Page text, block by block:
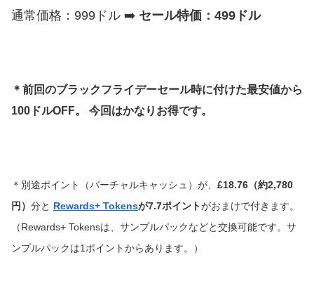
通常価格：999ドル ➡️ セール特価：499ドル
＊前回のブラックフライデーセール時に付けた最安値から
100ドルOFF。 今回はかなりお得です。
＊別途ポイント（バーチャルキャッシュ）が、 £18.76（約2,780
円 ） 分と Rewards+ Tokensが7.7ポイントがおまけで付きます。
（Rewards+ Tokensは、サンプルパックなどと交換可能です。サ
ンプルパックは1ポイントからあります。）